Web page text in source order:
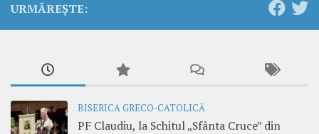
URMĂREȘTE:
BISERICA GRECO-CATOLICĂ
PF Claudiu, la Schitul „Sfânta Cruce” din